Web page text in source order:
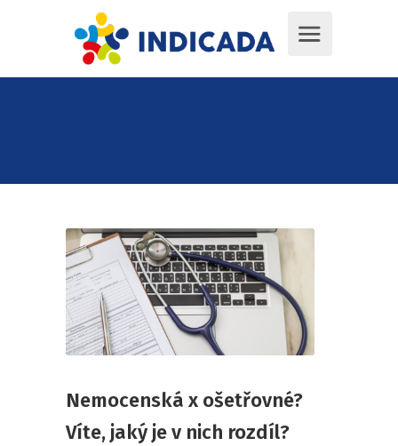
Nemocenská x ošetřovné?
Víte, jaký je v nich rozdíl?